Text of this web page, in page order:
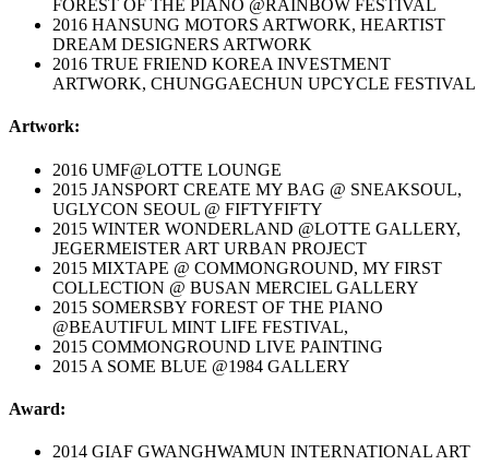
FOREST OF THE PIANO @RAINBOW FESTIVAL
2016 HANSUNG MOTORS ARTWORK, HEARTIST
DREAM DESIGNERS ARTWORK
2016 TRUE FRIEND KOREA INVESTMENT
ARTWORK, CHUNGGAECHUN UPCYCLE FESTIVAL
Artwork:
2016 UMF@LOTTE LOUNGE
2015 JANSPORT CREATE MY BAG @ SNEAKSOUL,
UGLYCON SEOUL @ FIFTYFIFTY
2015 WINTER WONDERLAND @LOTTE GALLERY,
JEGERMEISTER ART URBAN PROJECT
2015 MIXTAPE @ COMMONGROUND, MY FIRST
COLLECTION @ BUSAN MERCIEL GALLERY
2015 SOMERSBY FOREST OF THE PIANO
@BEAUTIFUL MINT LIFE FESTIVAL,
2015 COMMONGROUND LIVE PAINTING
2015 A SOME BLUE @1984 GALLERY
Award:
2014 GIAF GWANGHWAMUN INTERNATIONAL ART